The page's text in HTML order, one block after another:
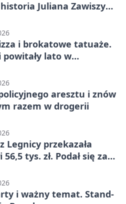
Juliana Zawiszy
i brokatowe tatuaże.
powitały lato w
aresztu i znów
razem w drogerii
Legnicy przekazała
tys. zł. Podał się za
i ważny temat. Stand-